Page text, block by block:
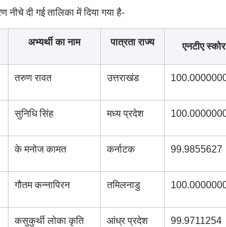
नीचे दी गई तालिका में दिया गया है-
अभ्यर्थी का नाम पात्रता राज्य एनटीए स्कोर
तरुण रावत उत्तराखंड
सुनिधि सिंह मध्य प्रदेश
के मनोज कामत कर्नाटक 99.9855627
गौतम कन्नापिरन तमिलनाडु
कसुकुर्थी लोका कृति आंध्र प्रदेश 99.9711254